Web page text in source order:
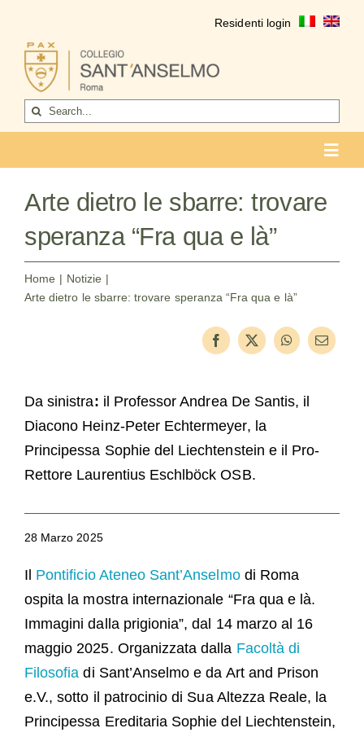
contenuto
Residenti login
Cerca
per:
Vita del collegio
La formazione
FAQ
Chiesa
Arte dietro le sbarre: trovare
speranza “Fra qua e là”
Home
Notizie
Arte dietro le sbarre: trovare speranza “Fra qua e là”
Da sinistra: il Professor Andrea De Santis, il
Diacono Heinz-Peter Echtermeyer, la
Principessa Sophie del Liechtenstein e il Pro-
Rettore Laurentius Eschlböck OSB.
28 Marzo 2025
Il Pontificio Ateneo Sant’Anselmodi Roma
ospita la mostra internazionale “Fra qua e là.
Immagini dalla prigionia”, dal 14 marzo al 16
maggio 2025. Organizzata dalla Facoltà di
Filosofia di Sant’Anselmo e da Art and Prison
e.V., sotto il patrocinio di Sua Altezza Reale, la
Principessa Ereditaria Sophie del Liechtenstein,